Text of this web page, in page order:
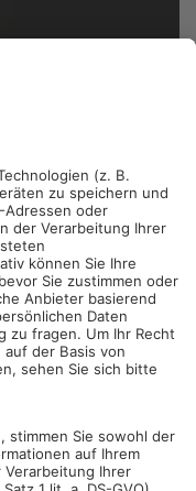
In Teilen
Morgen ihre
dafür ist ein
sind Teile von
Aktuell arbeiten
die Ursache ist